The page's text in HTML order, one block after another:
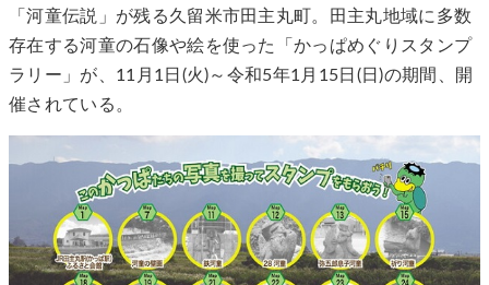
「河童伝説」が残る久留米市田主丸町。田主丸地域に多数
存在する河童の石像や絵を使った「かっぱめぐりスタンプ
ラリー」が、11月1日(火)～令和5年1月15日(日)の期間、開
催されている。